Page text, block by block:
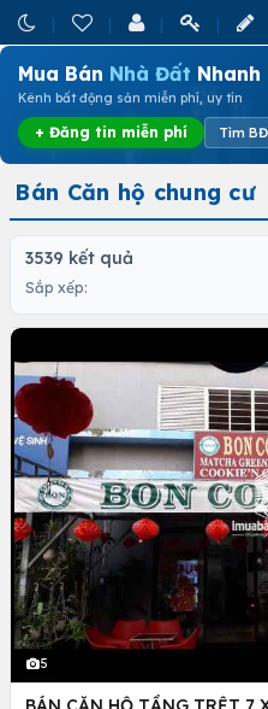
Mua Bán Nhà Đất Nhanh
Kênh bất động sản miễn phí, uy tín
+ Đăng tin miễn phí Tìm
Bán Căn hộ chung cư
3539 kết quả
Sắp xếp:
5